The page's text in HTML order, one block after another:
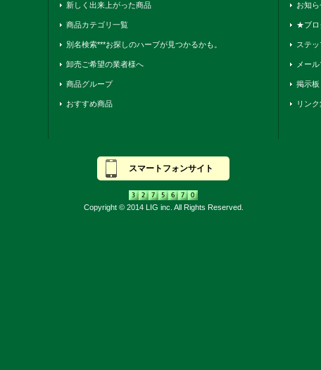
新しく出来上がった商品
商品カテゴリ一覧
別名検索***お探しのハーブが見つかるかも。
卸売ご希望の業者様へ
商品グループ
おすすめ商品
お知ら
★ブ
ステ
メー
掲示板
リンク
スマートフォンサイト
Copyright © 2014 LIG inc. All Rights Reserved.